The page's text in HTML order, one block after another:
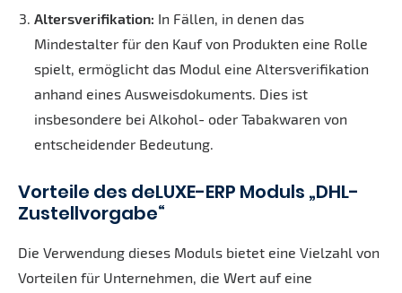
Altersverifikation: In Fällen, in denen das
Mindestalter für den Kauf von Produkten eine Rolle
spielt, ermöglicht das Modul eine Altersverifikation
anhand eines Ausweisdokuments. Dies ist
insbesondere bei Alkohol- oder Tabakwaren von
entscheidender Bedeutung.
Vorteile des deLUXE-ERP Moduls „DHL-
Zustellvorgabe“
Die Verwendung dieses Moduls bietet eine Vielzahl von
Vorteilen für Unternehmen, die Wert auf eine